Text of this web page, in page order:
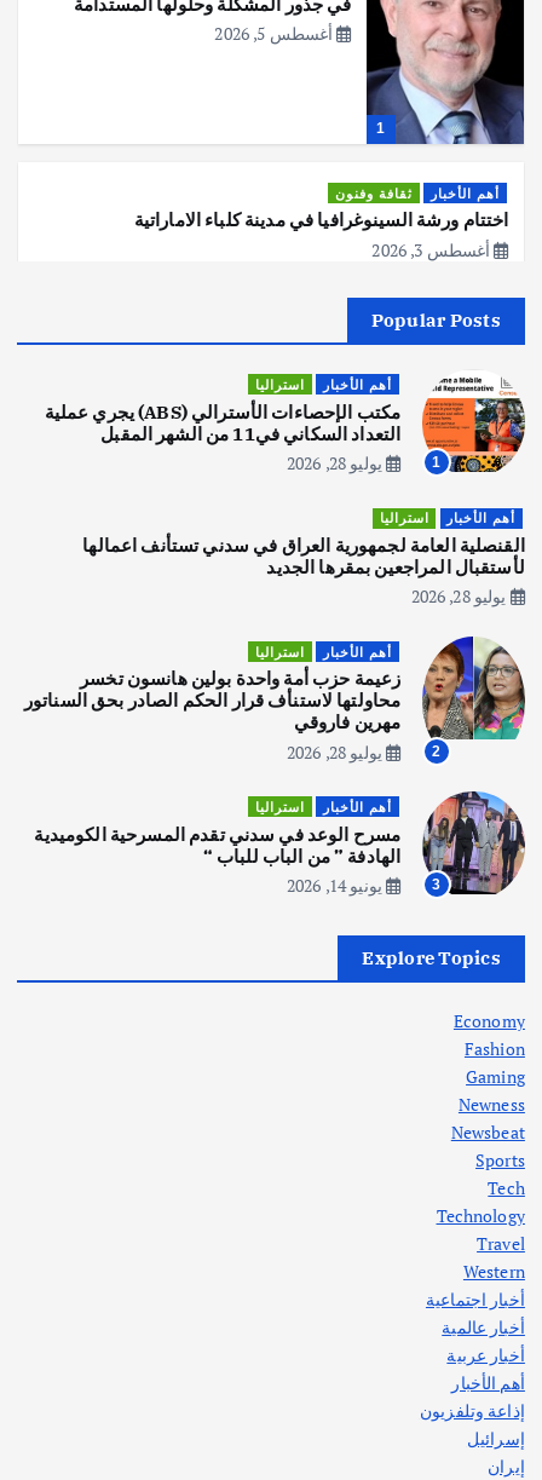
1
أغسطس 5, 2026
أهم الأخبار ثقافة وفنون
اختتام ورشة السينوغرافيا في مدينة كلباء الاماراتية
أغسطس 3, 2026
2
اصبح بطلاً لأستراليا بلعبة كمال الاجسام
يوليو 30, 2026
3
يوليو 30, 2026
4
المقبل
يوليو 28, 2026
أهم الأخبار ثقافة وفنون
انطلاق ورشة التمثيل في مدينة كلباء الاماراتية
أغسطس 5, 2026
في جذور المشكلة وحلولها المستدامة
أهم الأخبار
اختتام ورشة السينوغرافيا في مدينة كلباء الاماراتية
أغسطس 3, 2026
Popular Posts
1
أهم الأخبار استراليا
مكتب الإحصاءات الأسترالي (ABS) يجري عملية
التعداد السكاني في11 من الشهر المقبل
يوليو 28, 2026
أهم الأخبار استراليا
القنصلية العامة لجمهورية العراق في سدني تستأنف اعمالها
لأستقبال المراجعين بمقرها الجديد
يوليو 28, 2026
2
أهم الأخبار استراليا
زعيمة حزب أمة واحدة بولين هانسون تخسر
محاولتها لاستنأف قرار الحكم الصادر بحق السناتور
مهرين فاروقي
يوليو 28, 2026
3
أهم الأخبار استراليا
مسرح الوعد في سدني تقدم المسرحية الكوميدية
الهادفة ” من الباب للباب “
يونيو 14, 2026
Explore Topics
Economy
Fashion
Gaming
Newness
Newsbeat
Sports
Tech
Technology
Travel
Western
أخبار اجتماعية
أخبار عالمية
أخبار عربية
أهم الأخبار
إذاعة وتلفزيون
إسرائيل
إيران